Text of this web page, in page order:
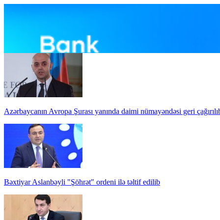
Azərbaycanın Avropa Şurası yanında daimi nümayəndəsi geri
Bəxtiyar Aslanbəyli "Şöhrət" ordeni ilə təltif edilib